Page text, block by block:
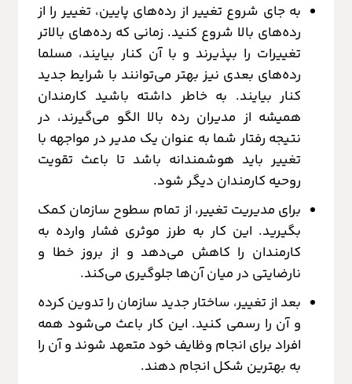
به جای شروع تغییر از رده‌های پایین، تغییر را از
رده‌های بالا شروع کنید. زمانی که رده‌های بالاتر
تغییرات را بپذیرند و با آن کنار بیایند، مسلما
رده‌های بعدی نیز بهتر می‌توانند با شرایط جدید
کنار بیایند. به خاطر داشته باشید کارمندان
همیشه از مدیران رده بالا الگو می‌گیرند، در
نتیجه رفتار شما به عنوان یک مدیر در مواجهه با
تغییر باید هوشمندانه باشد تا باعث تقویت
روحیه کارمندان دیگر شود.
برای مدیریت تغییر، از تمام سطوح سازمان کمک
بگیرید. این کار به طرز موثری فشار وارده به
کارمندان را کاهش می‌دهد و از بروز خطا و
نارضایتی در میان آن‌ها جلوگیری می‌کند.
بعد از تغییر، ساختار جدید سازمان را تدوین کرده
و آن را رسمی کنید. این کار باعث می‌شود همه
افراد برای انجام وظایف خود متعهد شوند و آن را
به بهترین شکل انجام دهند.